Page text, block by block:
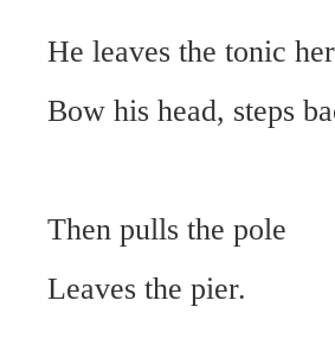
He leaves the tonic
Bow his head, steps
Then pulls the pole
Leaves the pier.